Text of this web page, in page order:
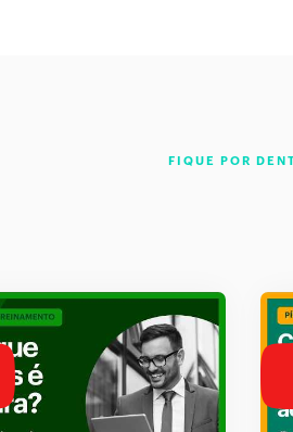
FIQUE POR